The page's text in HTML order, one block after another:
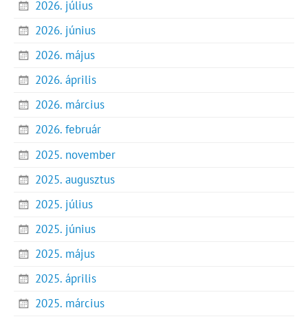
2026. július
2026. június
2026. május
2026. április
2026. március
2026. február
2025. november
2025. augusztus
2025. július
2025. június
2025. május
2025. április
2025. március